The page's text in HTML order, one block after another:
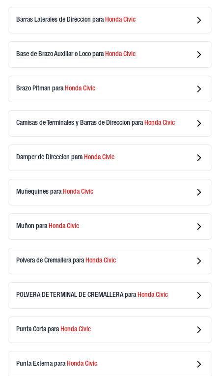
Barras Laterales de Direccion para HondaCivic
Base de Brazo Auxiliar o Loco para HondaCivic
Brazo Pitman para HondaCivic
Camisas de Terminales y Barras de Direccion para HondaCivic
Damper de Direccion para HondaCivic
Muñequines para HondaCivic
Muñon para HondaCivic
Polvera de Cremallerapara HondaCivic
POLVERA DE TERMINAL DE CREMALLERApara HondaCivic
Punta Cortapara HondaCivic
Punta Externapara HondaCivic